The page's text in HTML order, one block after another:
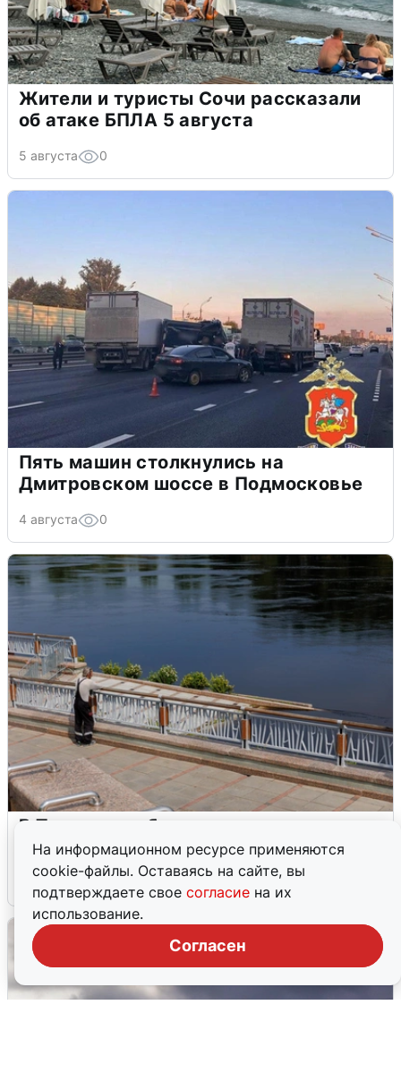
На информационном ресурсе применяются
cookie-файлы. Оставаясь на сайте, вы
подтверждаете свое согласие на их
использование.
Согласен
Жители и туристы Сочи рассказали
об атаке БПЛА 5 августа
5 августа 0
Пять машин столкнулись на
Дмитровском шоссе в Подмосковье
4 августа 0
В Туре вода убывает, на других реках
области прибывает